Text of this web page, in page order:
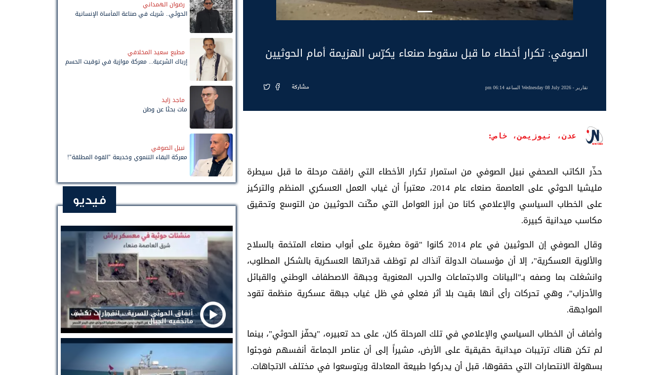
الصوفي: تكرار أخطاء ما قبل سقوط صنعاء يكرّس الهزيمة أمام الحوثيين
تقارير - Wednesday 08 July 2026 الساعة 06:14 pm مشاركة
عدن، نيوزيمن، خاص:
حذّر الكاتب الصحفي نبيل الصوفي من استمرار تكرار الأخطاء التي رافقت مرحلة ما قبل سيطرة
مليشيا الحوثي على العاصمة صنعاء عام 2014، معتبراً أن غياب العمل العسكري المنظم والتركيز
على الخطاب السياسي والإعلامي كانا من أبرز العوامل التي مكّنت الحوثيين من التوسع وتحقيق
مكاسب ميدانية كبيرة.
وقال الصوفي إن الحوثيين في عام 2014 كانوا "قوة صغيرة على أبواب صنعاء المتخمة بالسلاح
والألوية العسكرية"، إلا أن مؤسسات الدولة آنذاك لم توظف قدراتها العسكرية بالشكل المطلوب،
وانشغلت بما وصفه بـ"البيانات والاجتماعات والحرب المعنوية وجبهة الاصطفاف الوطني والقبائل
والأحزاب"، وهي تحركات رأى أنها بقيت بلا أثر فعلي في ظل غياب جبهة عسكرية منظمة تقود
المواجهة.
وأضاف أن الخطاب السياسي والإعلامي في تلك المرحلة كان، على حد تعبيره، "يحفّز الحوثي"، بينما
لم تكن هناك ترتيبات ميدانية حقيقية على الأرض، مشيراً إلى أن عناصر الجماعة أنفسهم فوجئوا
بسهولة الانتصارات التي حققوها، قبل أن يدركوا طبيعة المعادلة ويتوسعوا في مختلف الاتجاهات.
رضوان الهمداني
الحوثي.. شريك في صناعة المأساة الإنسانية
مطيع سعيد المخلافي
إرباك الشرعية... معركة موازية في توقيت الحسم
ماجد زايد
مات بحثًا عن وطن
نبيل الصوفي
معركة البقاء التنموي وخديعة "القوة المطلقة"!
فيديو
أنفاق الحوثي السرية .. انفجارات تكشف
ماتخفيه الجبال